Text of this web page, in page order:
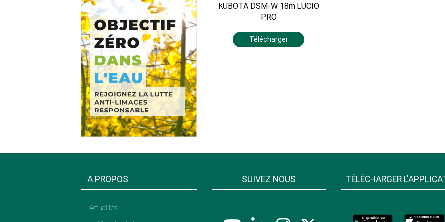
KUBOTA DSM-W 18m LUCIO
PRO
Télécharger
A PROPOS
Actualités
SUIVEZ NOUS TÉLÉCHARGER